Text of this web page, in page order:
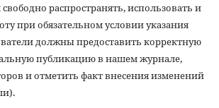
распространять, использовать и
при обязательном условии указания
должны предоставить корректную
публикацию в нашем журнале,
и отметить факт внесения изменений